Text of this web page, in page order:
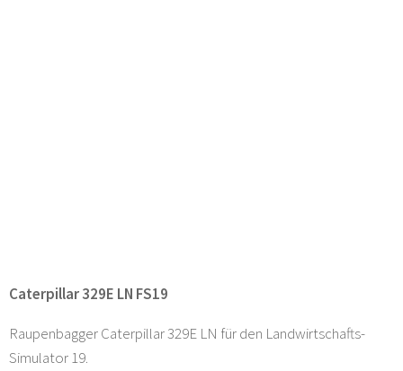
Caterpillar 329E LN FS19
Raupenbagger Caterpillar 329E LN für den Landwirtschafts-
Simulator 19.